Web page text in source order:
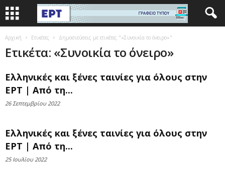
Αρχική Ετικέτες Δημοσιεύσεις με ετικέτες "«Συνοικία το όνειρο»"
Ετικέτα: «Συνοικία το όνειρο»
Ελληνικές και ξένες ταινίες για όλους στην
ΕΡΤ | Από τη...
26 Σεπτεμβρίου 2022
Ελληνικές και ξένες ταινίες για όλους στην
ΕΡΤ | Από τη...
25 Ιουλίου 2022